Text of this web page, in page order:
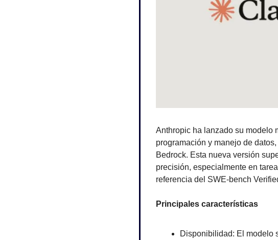
Anthropic ha lanzado su modelo
programación y manejo de
Bedrock. Esta nueva versión
precisión, especialmente en
referencia del SWE-bench
Principales características
Disponibilidad: El modelo